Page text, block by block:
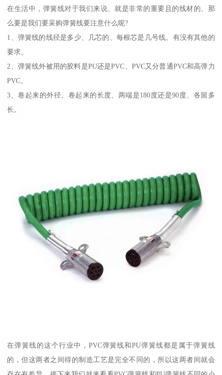
在生活中，弹簧线对于我们来说、就是非常的重要且的线材的、那
么要是我们要采购弹簧线要注意什么呢?
1、弹簧线的线径是多少、几芯的、每根芯是几号线。有没有其他的
要求。
2、弹簧线外被用的胶料是PU还是PVC、PVC又分普通PVC和高弹力
PVC。
3、卷起来的外径、卷起来的长度、两端是180度还是90度、各留多
长。
在弹簧线的这个行业中，PVC弹簧线和PU弹簧线都是属于弹簧线
的，但这两者之间得的制造工艺是完全不同的，所以这两者间就会